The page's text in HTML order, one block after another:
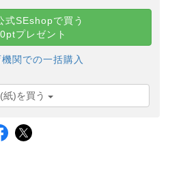
式SEshopで買う
プレゼント
関での一括購入
紙)を買う